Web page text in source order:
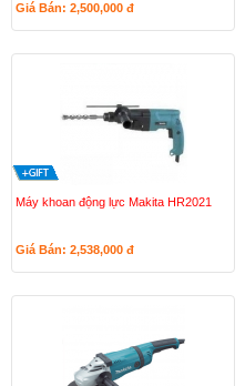
Giá Bán: 2,500,000 đ
Máy khoan động lực Makita HR2021
Giá Bán: 2,538,000 đ